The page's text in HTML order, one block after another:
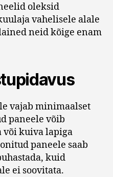
oleksid
vahelisele alale
neid kõige enam
vajab minimaalset
paneele võib
või kuiva lapiga
paneele saab
kuid
ei soovitata.